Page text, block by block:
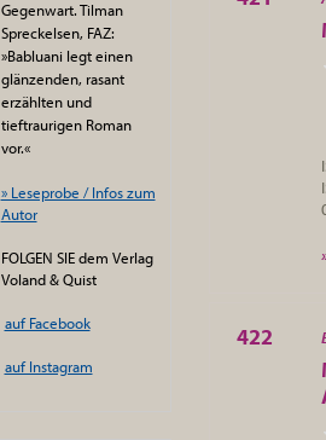
422
Gegenwart. Tilman
Spreckelsen, FAZ:
»Babluani legt einen
glänzenden, rasant
erzählten und
tieftraurigen Roman
vor.«
» Leseprobe / Infos zum
Autor
FOLGEN SIE dem Verlag
Voland & Quist
auf Facebook
auf Instagram